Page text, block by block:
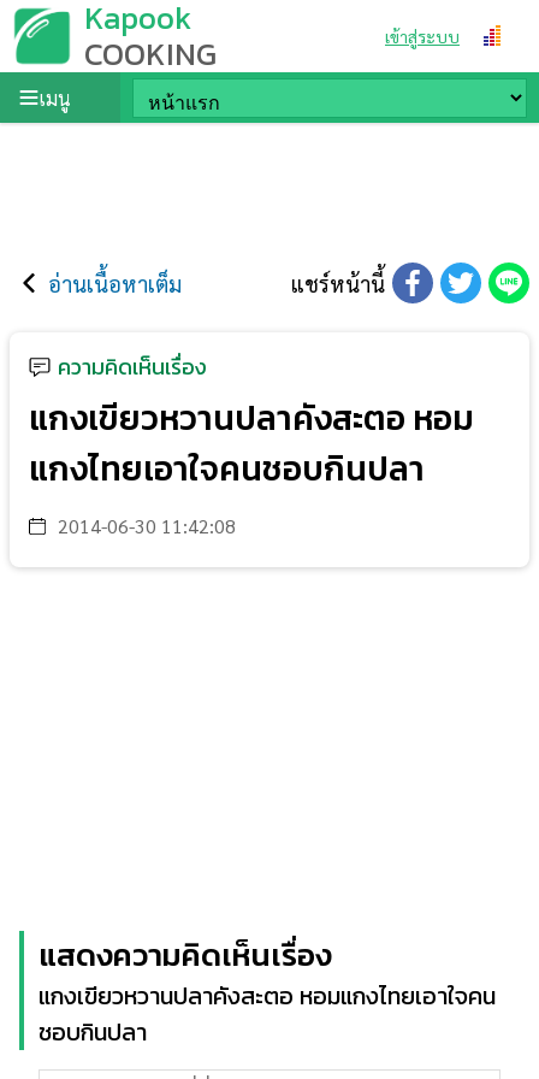
Kapook
COOKING เข้าสู่ระบบ
เมนู
อ่านเนื้อหาเต็ม แชร์หน้านี้
ความคิดเห็นเรื่อง
แกงเขียวหวานปลาคังสะตอ หอม
แกงไทยเอาใจคนชอบกินปลา
2014-06-30 11:42:08
แสดงความคิดเห็นเรื่อง
แกงเขียวหวานปลาคังสะตอ หอมแกงไทยเอาใจคน
ชอบกินปลา